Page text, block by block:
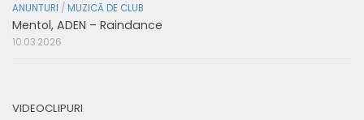
ANUNTURI / MUZICĂ DE CLUB
Mentol, ADEN – Raindance
10.03.2026
VIDEOCLIPURI